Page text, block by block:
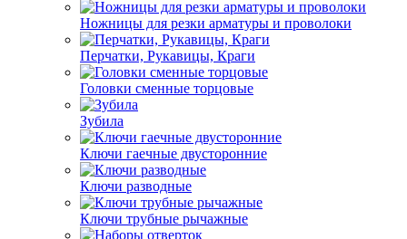
Ножницы для резки арматуры и проволоки
Перчатки, Рукавицы, Краги
Головки сменные торцовые
Зубила
Ключи гаечные двусторонние
Ключи разводные
Ключи трубные рычажные